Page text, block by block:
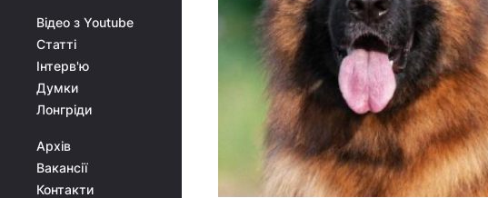
Відео з Youtube
Статті
Інтерв'ю
Думки
Лонгріди
Архів
Вакансії
Контакти